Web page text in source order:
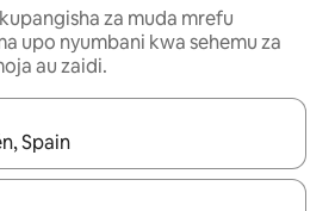
za muda mrefu
upo nyumbani kwa sehemu za
au zaidi.
vinjari kwa kutumia vitufe vya